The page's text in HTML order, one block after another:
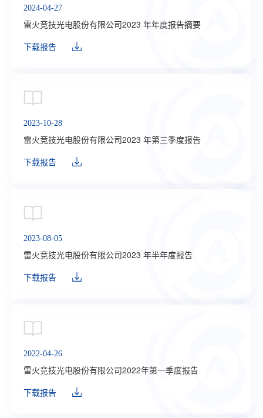
2024-04-27
雷火竞技光电股份有限公司2023 年年度报告摘要
下载报告
2023-10-28
雷火竞技光电股份有限公司2023 年第三季度报告
下载报告
2023-08-05
雷火竞技光电股份有限公司2023 年半年度报告
下载报告
2022-04-26
雷火竞技光电股份有限公司2022年第一季度报告
下载报告